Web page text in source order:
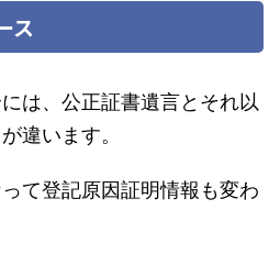
ス
は、公正証書遺言とそれ以
違います。
て登記原因証明情報も変わ